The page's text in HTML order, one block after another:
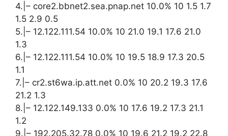
4.|– core2.bbnet2.sea.pnap.net 10.0% 10 1.5 1.7
1.5 2.9 0.5
5.|– 12.122.111.54 10.0% 10 21.0 19.1 17.6 21.0
1.3
6.|– 12.122.111.54 10.0% 10 19.5 18.9 17.3 20.5
1.1
7.|– cr2.st6wa.ip.att.net 0.0% 10 20.2 19.3 17.6
21.2 1.3
8.|– 12.122.149.133 0.0% 10 17.6 19.2 17.3 21.1
1.2
9.|– 192.205.32.78 0.0% 10 19.6 21.2 19.2 22.8